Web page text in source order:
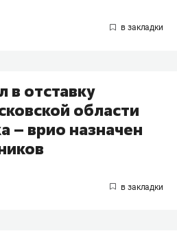
в отставку
области
– врио назначен